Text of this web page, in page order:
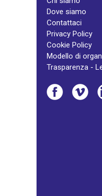
Dove siamo
Contattaci
Privacy Policy
Cookie Policy
Modello di
Trasparenza -